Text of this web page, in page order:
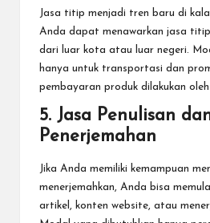
Jasa titip menjadi tren baru di
Anda dapat menawarkan jasa
dari luar kota atau luar negeri.
hanya untuk transportasi dan
pembayaran produk dilakukan
5. Jasa Penulisan
Penerjemahan
Jika Anda memiliki kemampuan
menerjemahkan, Anda bisa
artikel, konten website, atau